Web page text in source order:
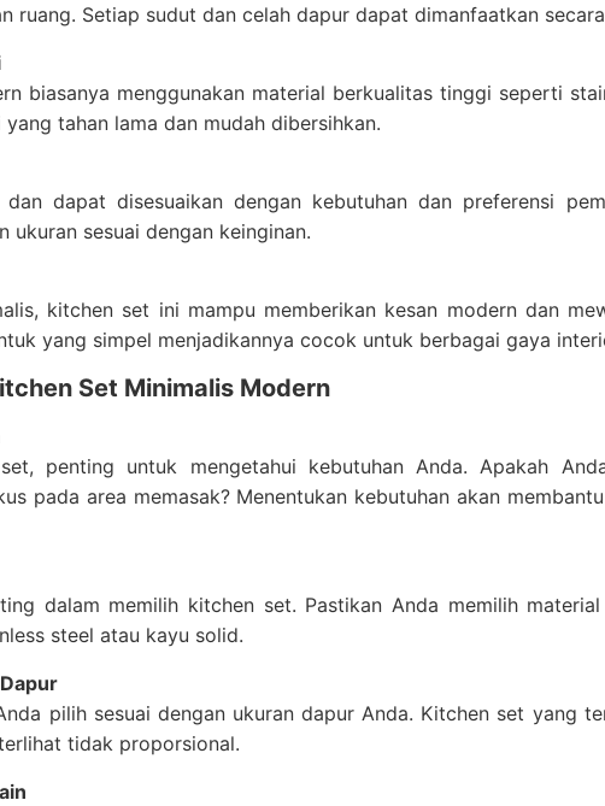
ruang. Setiap sudut dan celah dapur dapat dimanfaatkan
biasanya menggunakan material berkualitas tinggi seperti
tahan lama dan mudah dibersihkan.
dapat disesuaikan dengan kebutuhan dan preferensi
ukuran sesuai dengan keinginan.
kitchen set ini mampu memberikan kesan modern dan
yang simpel menjadikannya cocok untuk berbagai gaya
Set Minimalis Modern
penting untuk mengetahui kebutuhan Anda. Apakah
pada area memasak? Menentukan kebutuhan akan
dalam memilih kitchen set. Pastikan Anda memilih
steel atau kayu solid.
pilih sesuai dengan ukuran dapur Anda. Kitchen set yang
tidak proporsional.